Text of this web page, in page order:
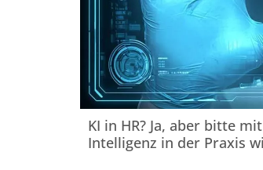
KI in HR? Ja, aber bitte
Intelligenz in der Praxis